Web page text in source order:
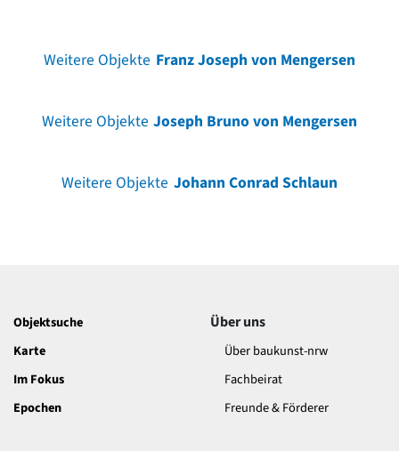
Weitere Objekte Franz Joseph von Mengersen
Weitere Objekte Joseph Bruno von Mengersen
Weitere Objekte Johann Conrad Schlaun
Objektsuche
Karte
Im Fokus
Epochen
Über uns
Über baukunst-nrw
Fachbeirat
Freunde & Förderer